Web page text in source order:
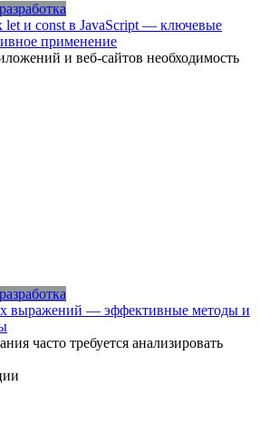
и const в JavaScript — ключевые
применение
и веб-сайтов необходимость
выражений — эффективные методы и
часто требуется анализировать